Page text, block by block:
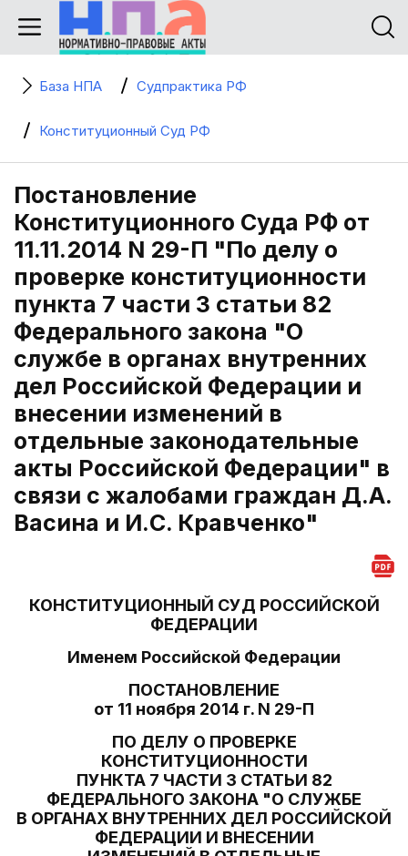
База НПА Судпрактика РФ
Конституционный Суд РФ
Постановление
Конституционного Суда РФ от
11.11.2014 N 29-П "По делу о
проверке конституционности
пункта 7 части 3 статьи 82
Федерального закона "О
службе в органах внутренних
дел Российской Федерации и
внесении изменений в
отдельные законодательные
акты Российской Федерации" в
связи с жалобами граждан Д.А.
Васина и И.С. Кравченко"
КОНСТИТУЦИОННЫЙ СУД РОССИЙСКОЙ
ФЕДЕРАЦИИ
Именем Российской Федерации
ПОСТАНОВЛЕНИЕ
от 11 ноября 2014 г. N 29-П
ПО ДЕЛУ О ПРОВЕРКЕ
КОНСТИТУЦИОННОСТИ
ПУНКТА 7 ЧАСТИ 3 СТАТЬИ 82
ФЕДЕРАЛЬНОГО ЗАКОНА "О СЛУЖБЕ
В ОРГАНАХ ВНУТРЕННИХ ДЕЛ РОССИЙСКОЙ
ФЕДЕРАЦИИ И ВНЕСЕНИИ